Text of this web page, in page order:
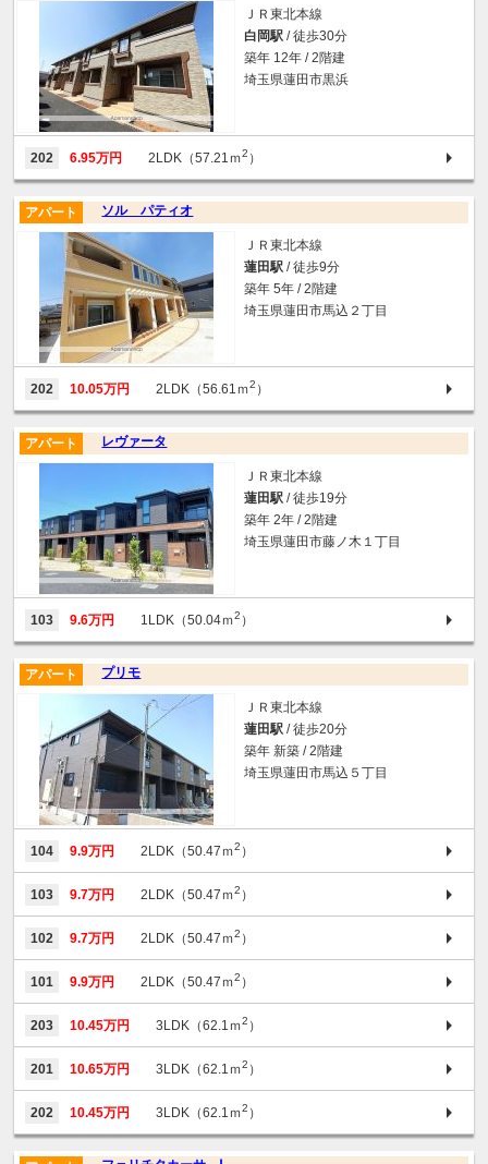
ＪＲ東北本線
白岡駅 / 徒歩30分
築年 12年 / 2階建
埼玉県蓮田市黒浜
202 6.95万円 2LDK（57.21ｍ2 ）
ソル パティオ
アパート
ＪＲ東北本線
蓮田駅 / 徒歩9分
築年 5年 / 2階建
埼玉県蓮田市馬込２丁目
202 10.05万円 2LDK（56.61ｍ2 ）
レヴァータ
アパート
ＪＲ東北本線
蓮田駅 / 徒歩19分
築年 2年 / 2階建
埼玉県蓮田市藤ノ木１丁目
103 9.6万円 1LDK（50.04ｍ2 ）
プリモ
アパート
ＪＲ東北本線
蓮田駅 / 徒歩20分
築年 新築 / 2階建
埼玉県蓮田市馬込５丁目
104 9.9万円 2LDK（50.47ｍ2 ）
103 9.7万円 2LDK（50.47ｍ2 ）
102 9.7万円 2LDK（50.47ｍ2 ）
101 9.9万円 2LDK（50.47ｍ2 ）
203 10.45万円 3LDK（62.1ｍ2 ）
201 10.65万円 3LDK（62.1ｍ2 ）
202 10.45万円 3LDK（62.1ｍ2 ）